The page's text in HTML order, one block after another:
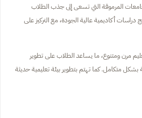
المرموقة التي تسعى إلى جذب الطلاب
دراسات أكاديمية عالية الجودة، مع التركيز على
مرن ومتنوع، ما يساعد الطلاب على تطوير
بشكل متكامل. كما تهتم بتطوير بيئة تعليمية حديثة